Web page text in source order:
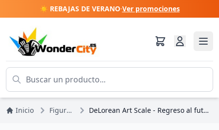
☀️ REBAJAS DE VERANO·Ver promociones
Inicio Figuras DeLorean Art Scale - Regreso al futuro